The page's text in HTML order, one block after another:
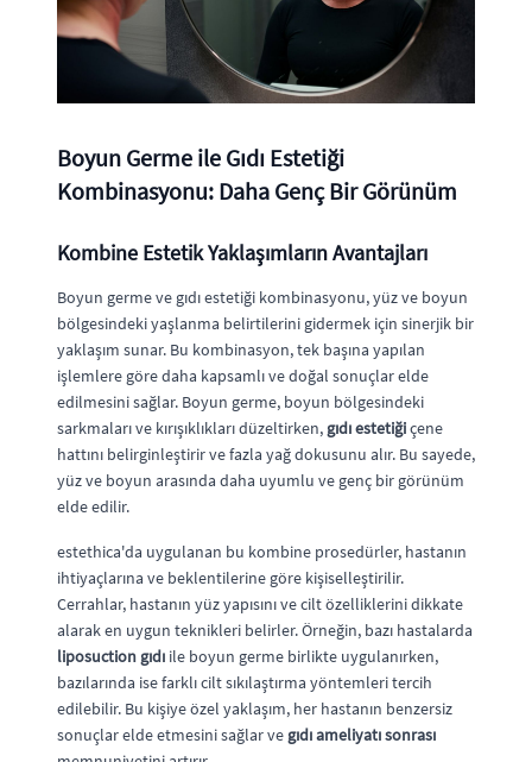
Boyun Germe ile Gıdı Estetiği
Kombinasyonu: Daha Genç Bir Görünüm
Kombine Estetik Yaklaşımların Avantajları
Boyun germe ve gıdı estetiği kombinasyonu, yüz ve boyun
bölgesindeki yaşlanma belirtilerini gidermek için sinerjik bir
yaklaşım sunar. Bu kombinasyon, tek başına yapılan
işlemlere göre daha kapsamlı ve doğal sonuçlar elde
edilmesini sağlar. Boyun germe, boyun bölgesindeki
sarkmaları ve kırışıklıkları düzeltirken, gıdı estetiğiçene
hattını belirginleştirir ve fazla yağ dokusunu alır. Bu sayede,
yüz ve boyun arasında daha uyumlu ve genç bir görünüm
elde edilir.
estethica'da uygulanan bu kombine prosedürler, hastanın
ihtiyaçlarına ve beklentilerine göre kişiselleştirilir.
Cerrahlar, hastanın yüz yapısını ve cilt özelliklerini dikkate
alarak en uygun teknikleri belirler. Örneğin, bazı hastalarda
liposuction gıdı ile boyun germe birlikte uygulanırken,
bazılarında ise farklı cilt sıkılaştırma yöntemleri tercih
edilebilir. Bu kişiye özel yaklaşım, her hastanın benzersiz
sonuçlar elde etmesini sağlar ve gıdı ameliyatı sonrası